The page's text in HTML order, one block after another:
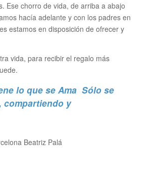
Ese chorro de vida, de arriba a abajo
hacía adelante y con los padres en
estamos en disposición de ofrecer y
vida, para recibir el regalo más
lo que se Ama Sólo se
compartiendo y